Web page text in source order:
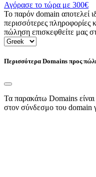
Αγόρασε το τώρα με 300€
Το παρόν domain αποτελεί
περισσότερες πληροφορίες
πώληση επισκεφθείτε μας
Περισσότερα Domains προς
Τα παρακάτω Domains
στον σύνδεσμο του domain